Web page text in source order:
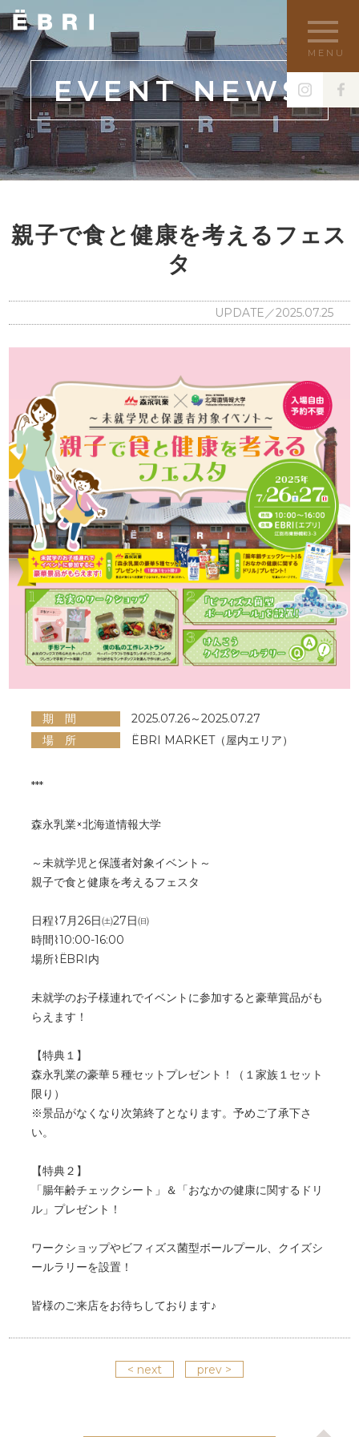
MENU
EVENT NEWS
親子で食と健康を考えるフェス
タ
UPDATE／2025.07.25
期 間
2025.07.26～2025.07.27
場 所
ËBRI MARKET（屋内エリア）
***
森永乳業×北海道情報大学
～未就学児と保護者対象イベント～
親子で食と健康を考えるフェスタ
日程⌇7月26日㈯27日㈰
時間⌇10:00-16:00
場所⌇ЁBRI内
未就学のお子様連れでイベントに参加すると豪華賞品がも
らえます！
【特典１】
森永乳業の豪華５種セットプレゼント！（１家族１セット
限り）
※景品がなくなり次第終了となります。予めご了承下さ
い。
【特典２】
「腸年齢チェックシート」＆「おなかの健康に関するドリ
ル」プレゼント！
ワークショップやビフィズス菌型ボールプール、クイズシ
ールラリーを設置！
皆様のご来店をお待ちしております♪
< next prev >